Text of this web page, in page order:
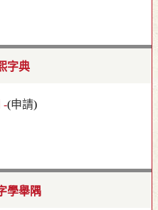
字典
-(申請)
學舉隅